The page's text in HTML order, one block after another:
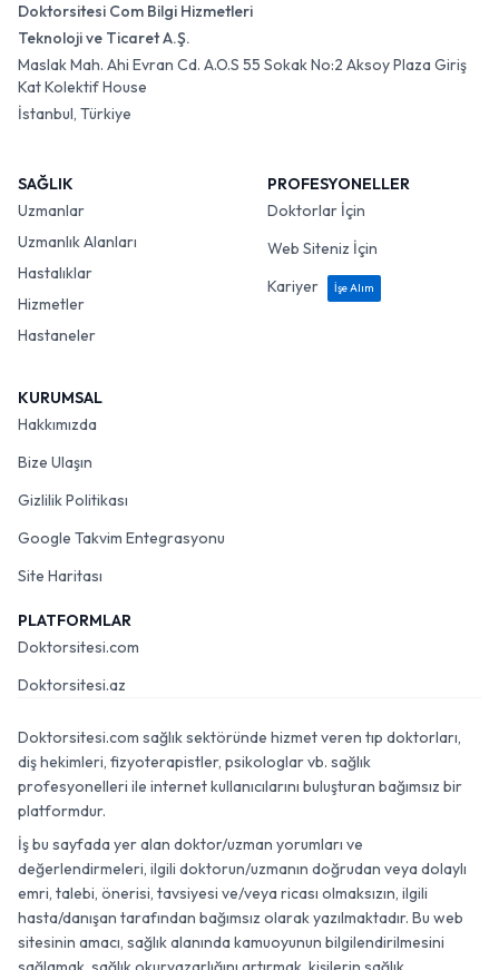
Doktorsitesi Com Bilgi Hizmetleri
Teknoloji ve Ticaret A.Ş.
Maslak Mah. Ahi Evran Cd. A.O.S 55 Sokak No:2 Aksoy Plaza Giriş
Kat Kolektif House
İstanbul, Türkiye
SAĞLIK
Uzmanlar
Uzmanlık Alanları
Hastalıklar
Hizmetler
Hastaneler
PROFESYONELLER
Doktorlar İçin
Web Siteniz İçin
Kariyer
İşe Alım
KURUMSAL
Hakkımızda
Bize Ulaşın
Gizlilik Politikası
Google Takvim Entegrasyonu
Site Haritası
PLATFORMLAR
Doktorsitesi.com
Doktorsitesi.az
Doktorsitesi.com sağlık sektöründe hizmet veren tıp doktorları,
diş hekimleri, fizyoterapistler, psikologlar vb. sağlık
profesyonelleri ile internet kullanıcılarını buluşturan bağımsız bir
platformdur.
İş bu sayfada yer alan doktor/uzman yorumları ve
değerlendirmeleri, ilgili doktorun/uzmanın doğrudan veya dolaylı
emri, talebi, önerisi, tavsiyesi ve/veya ricası olmaksızın, ilgili
hasta/danışan tarafından bağımsız olarak yazılmaktadır. Bu web
sitesinin amacı, sağlık alanında kamuoyunun bilgilendirilmesini